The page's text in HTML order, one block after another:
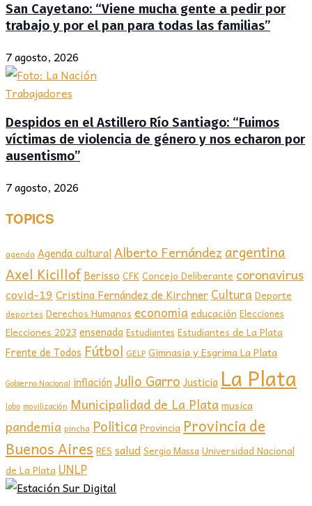
San Cayetano: “Viene mucha gente a pedir por
trabajo y por el pan para todas las familias”
7 agosto, 2026
Trabajadores
Despidos en el Astillero Río Santiago: “Fuimos
víctimas de violencia de género y nos echaron por
ausentismo”
7 agosto, 2026
TOPICS
agenda Agenda culturalAlberto Fernández argentina
Axel Kicillof Berisso CFKConcejo Deliberante coronavirus
covid-19 Cristina Fernández de Kirchner Cultura Deporte
deportes Derechos Humanos economia educación Elecciones
Elecciones 2023 ensenada Estudiantes Estudiantes de La Plata
Frente de Todos Fútbol GELP Gimnasia y Esgrima La Plata
Gobierno Nacional inflación Julio Garro Justicia La Plata
lobo movilización Municipalidad de La Plata musica
pandemia pincha PoliticaProvincia Provincia de
Buenos Aires RES saludSergio MassaUniversidad Nacional
de La Plata UNLP